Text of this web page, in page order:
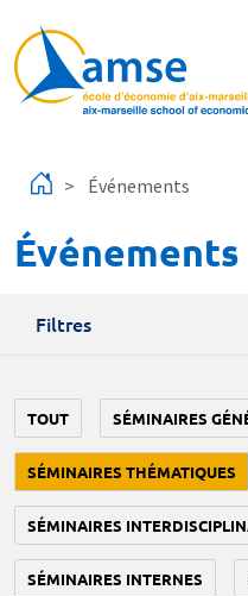
Événements
Événements
Filtres
TOUT SÉMINAIRES
SÉMINAIRES THÉMATIQUES
SÉMINAIRES
SÉMINAIRES INTERNES